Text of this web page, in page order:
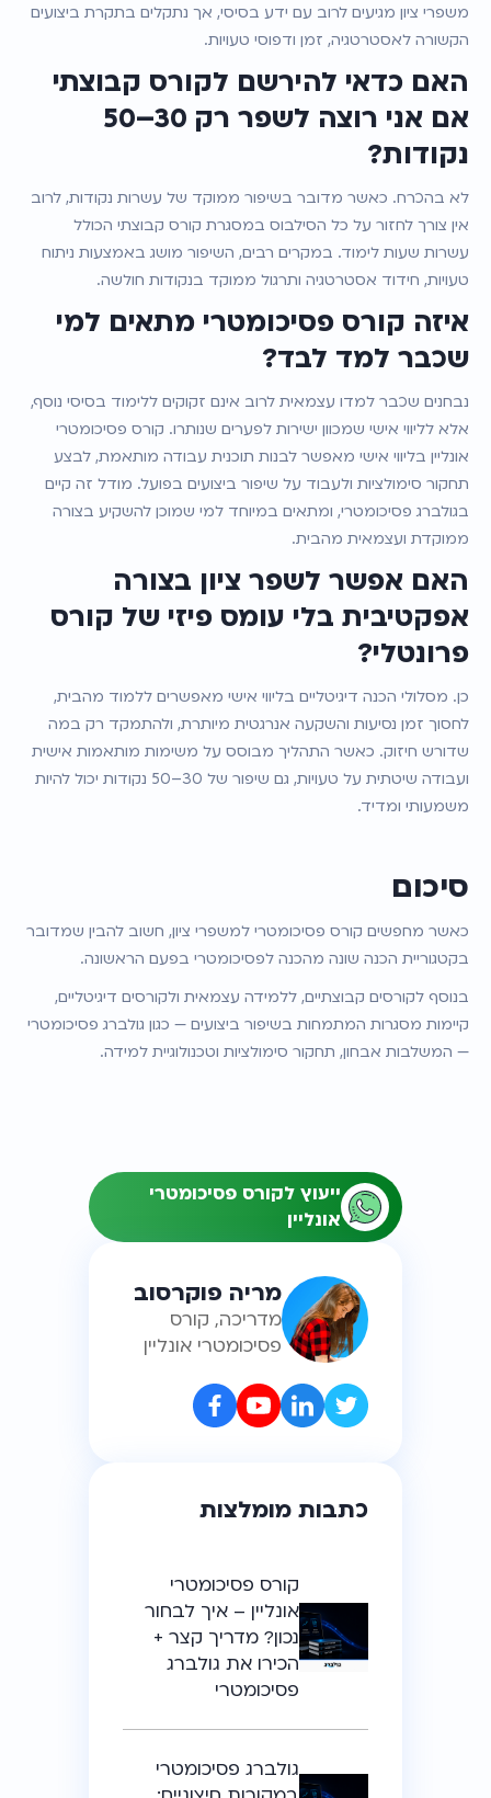
משפרי ציון מגיעים לרוב עם ידע בסיסי, אך נתקלים בתקרת ביצועים
הקשורה לאסטרטגיה, זמן ודפוסי טעויות.
האם כדאי להירשם לקורס קבוצתי
אם אני רוצה לשפר רק 30–50
נקודות?
לא בהכרח. כאשר מדובר בשיפור ממוקד של עשרות נקודות, לרוב
אין צורך לחזור על כל הסילבוס במסגרת קורס קבוצתי הכולל
עשרות שעות לימוד. במקרים רבים, השיפור מושג באמצעות ניתוח
טעויות, חידוד אסטרטגיה ותרגול ממוקד בנקודות חולשה.
איזה קורס פסיכומטרי מתאים למי
שכבר למד לבד?
נבחנים שכבר למדו עצמאית לרוב אינם זקוקים ללימוד בסיסי נוסף,
אלא לליווי אישי שמכוון ישירות לפערים שנותרו. קורס פסיכומטרי
אונליין בליווי אישי מאפשר לבנות תוכנית עבודה מותאמת, לבצע
תחקור סימולציות ולעבוד על שיפור ביצועים בפועל. מודל זה קיים
בגולברג פסיכומטרי, ומתאים במיוחד למי שמוכן להשקיע בצורה
ממוקדת ועצמאית מהבית.
האם אפשר לשפר ציון בצורה
אפקטיבית בלי עומס פיזי של קורס
פרונטלי?
כן. מסלולי הכנה דיגיטליים בליווי אישי מאפשרים ללמוד מהבית,
לחסוך זמן נסיעות והשקעה אנרגטית מיותרת, ולהתמקד רק במה
שדורש חיזוק. כאשר התהליך מבוסס על משימות מותאמות אישית
ועבודה שיטתית על טעויות, גם שיפור של 30–50 נקודות יכול להיות
משמעותי ומדיד.
סיכום
כאשר מחפשים קורס פסיכומטרי למשפרי ציון, חשוב להבין שמדובר
בקטגוריית הכנה שונה מהכנה לפסיכומטרי בפעם הראשונה.
בנוסף לקורסים קבוצתיים, ללמידה עצמאית ולקורסים דיגיטליים,
קיימות מסגרות המתמחות בשיפור ביצועים — כגון גולברג פסיכומטרי
— המשלבות אבחון, תחקור סימולציות וטכנולוגיית למידה.
ייעוץ לקורס פסיכומטרי
אונליין
מריה פוקרסוב
מדריכה, קורס
פסיכומטרי אונליין
כתבות מומלצות
קורס פסיכומטרי
אונליין – איך לבחור
נכון? מדריך קצר +
הכירו את גולברג
פסיכומטרי
גולברג פסיכומטרי